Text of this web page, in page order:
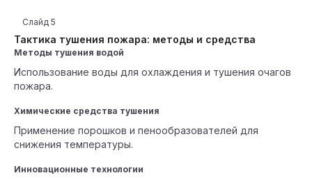
Тактика тушения пожара: методы и средства
Слайд 5
Методы тушения водой
Использование воды для охлаждения и тушения очагов
пожара.
Химические средства тушения
Применение порошков и пенообразователей для
снижения температуры.
Инновационные технологии